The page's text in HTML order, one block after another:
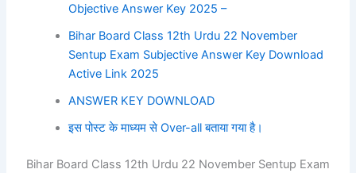
Objective Answer Key 2025 –
Bihar Board Class 12th Urdu 22 November
Sentup Exam Subjective Answer Key Download
Active Link 2025
ANSWER KEY DOWNLOAD
इस पोस्ट के माध्यम से Over-all बताया गया है।
Bihar Board Class 12th Urdu 22 November Sentup Exam